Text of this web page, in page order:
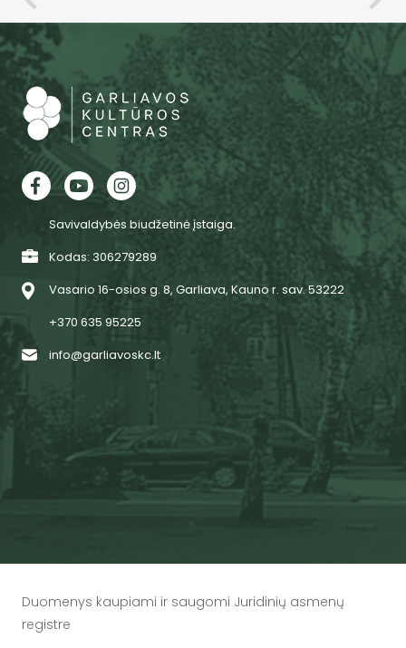
Savivaldybės biudžetinė įstaiga.
Kodas: 306279289
Vasario 16-osios g. 8, Garliava, Kauno r. sav. 53222
+370 635 95225
info@garliavoskc.lt
Duomenys kaupiami ir saugomi Juridinių asmenų
registre